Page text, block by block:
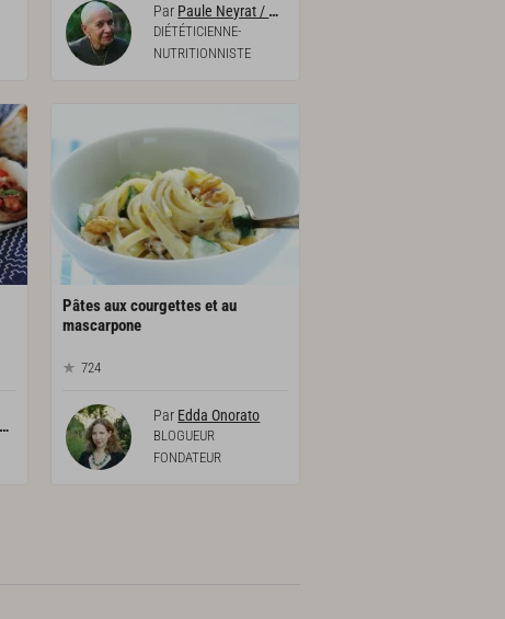
Par Paule Neyrat / Diététicienne-nutritionniste
DIÉTÉTICIENNE-
NUTRITIONNISTE
Pâtes aux courgettes et au
mascarpone
724
Par Edda Onorato
BLOGUEUR
FONDATEUR